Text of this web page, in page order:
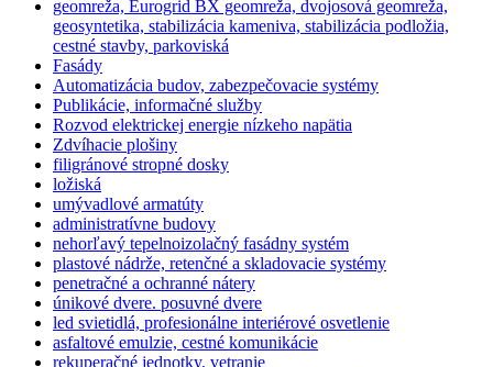
geomreža, Eurogrid BX geomreža, dvojosová geomreža,
geosyntetika, stabilizácia kameniva, stabilizácia podložia,
cestné stavby, parkoviská
Fasády
Automatizácia budov, zabezpečovacie systémy
Publikácie, informačné služby
Rozvod elektrickej energie nízkeho napätia
Zdvíhacie plošiny
filigránové stropné dosky
ložiská
umývadlové armatúty
administratívne budovy
nehorľavý tepelnoizolačný fasádny systém
plastové nádrže, retenčné a skladovacie systémy
penetračné a ochranné nátery
únikové dvere. posuvné dvere
led svietidlá, profesionálne interiérové osvetlenie
asfaltové emulzie, cestné komunikácie
rekuperačné jednotky, vetranie